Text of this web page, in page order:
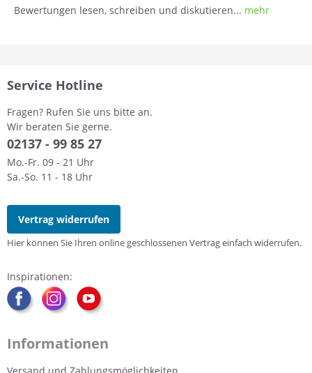
Bewertungen lesen, schreiben und diskutieren... mehr
Service Hotline
Fragen? Rufen Sie uns bitte an.
Wir beraten Sie gerne.
02137 - 99 85 27
Mo.-Fr. 09 - 21 Uhr
Sa.-So. 11 - 18 Uhr
Vertrag widerrufen
Hier können Sie Ihren online geschlossenen Vertrag einfach widerrufen.
Inspirationen:
Informationen